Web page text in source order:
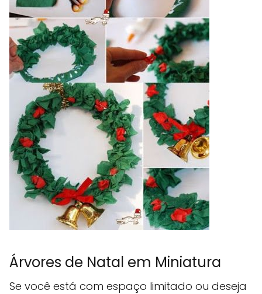
Árvores de Natal em Miniatura
Se você está com espaço limitado ou deseja